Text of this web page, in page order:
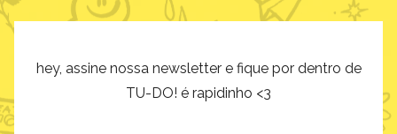
hey, assine nossa newsletter e fique por dentro de
TU-DO! é rapidinho <3